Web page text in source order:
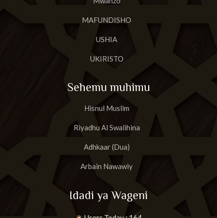
MAFUNDISHO
USHIA
UKIRISTO
Sehemu muhimu
Hisnul Muslim
Riyadhu Al Swalihina
Adhkaar (Dua)
Arbain Nawawiy
Idadi ya Wageni